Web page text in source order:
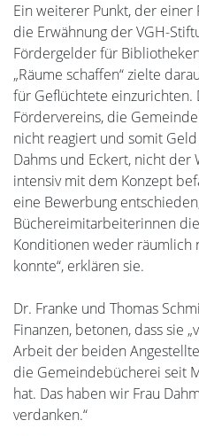
Ein weiterer Punkt, der
die Erwähnung der VGH-
Fördergelder für
„Räume schaffen“ zielte
für Geflüchtete einzurichten.
Fördervereins, die
nicht reagiert und somit
Dahms und Eckert, nicht der
intensiv mit dem Konzept
eine Bewerbung
Büchereimitarbeiterinnen
Konditionen weder räumlich
konnte“, erklären sie.
Dr. Franke und Thomas
Finanzen, betonen, dass sie
Arbeit der beiden
die Gemeindebücherei seit
hat. Das haben wir Frau
verdanken.“